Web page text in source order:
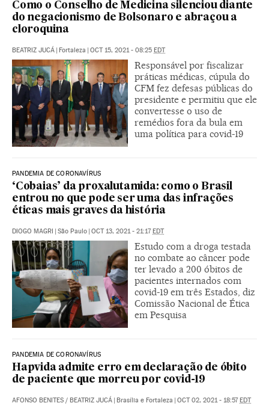
Como o Conselho de Medicina silenciou diante
do negacionismo de Bolsonaro e abraçou a
cloroquina
BEATRIZ JUCÁ Fortaleza OCT 15, 2021 - 08:25 EDT
Responsável por fiscalizar
práticas médicas, cúpula do
CFM fez defesas públicas do
presidente e permitiu que ele
convertesse o uso de
remédios fora da bula em
uma política para covid-19
PANDEMIA DE CORONAVÍRUS
‘Cobaias’ da proxalutamida: como o Brasil
entrou no que pode ser uma das infrações
éticas mais graves da história
DIOGO MAGRI São Paulo OCT 13, 2021 - 21:17 EDT
Estudo com a droga testada
no combate ao câncer pode
ter levado a 200 óbitos de
pacientes internados com
covid-19 em três Estados, diz
Comissão Nacional de Ética
em Pesquisa
PANDEMIA DE CORONAVÍRUS
Hapvida admite erro em declaração de óbito
de paciente que morreu por covid-19
AFONSO BENITES / BEATRIZ JUCÁ Brasília e Fortaleza OCT 02, 2021 - 18:57 EDT